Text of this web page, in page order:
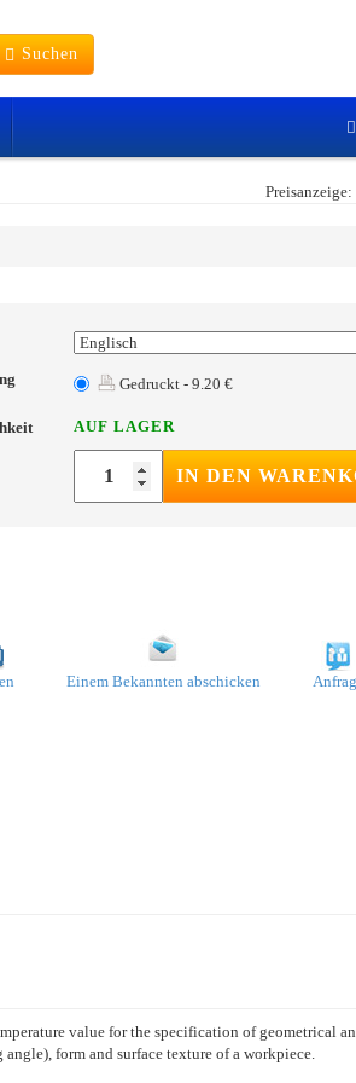
Suchen
Preisanzeige:
Gedruckt - 9.20 €
AUF LAGER
IN DEN
Einem Bekannten abschicken
value for the specification of geometrical
form and surface texture of a workpiece.